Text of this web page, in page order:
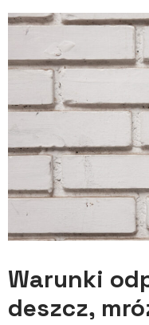
Warunki
deszcz,